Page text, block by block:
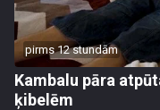
pirms 12 stundām
Kambalu pāra
ķibelēm